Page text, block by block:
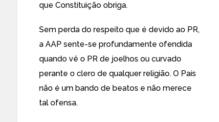
que Constituição obriga.
Sem perda do respeito que é devido ao PR,
a AAP sente-se profundamente ofendida
quando vê o PR de joelhos ou curvado
perante o clero de qualquer religião. O País
não é um bando de beatos e não merece
tal ofensa.